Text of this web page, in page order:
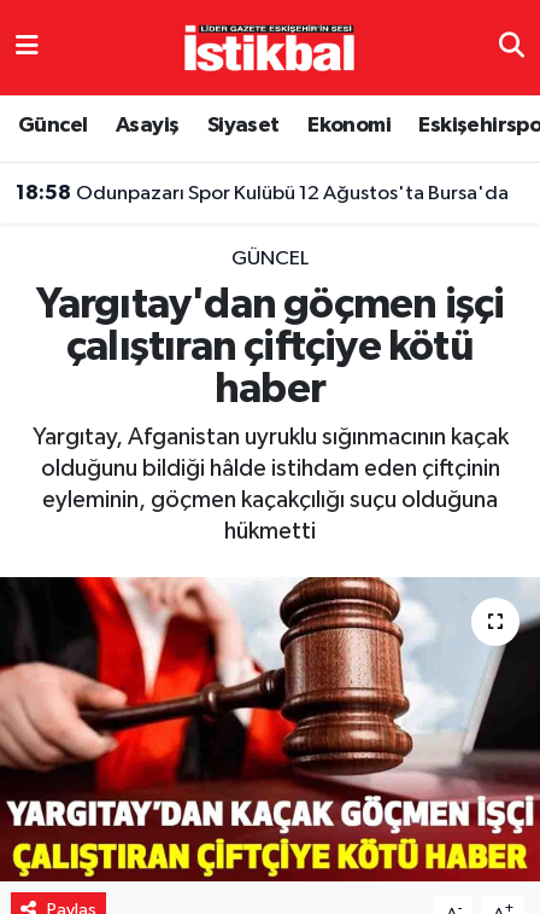
Güncel Asayiş Siyaset Ekonomi
18:58 Odunpazarı Spor Kulübü 12 Ağustos'ta Bursa'da
GÜNCEL
Yargıtay'dan göçmen işçi
çalıştıran çiftçiye kötü
haber
Yargıtay, Afganistan uyruklu sığınmacının kaçak
olduğunu bildiği hâlde istihdam eden çiftçinin
eyleminin, göçmen kaçakçılığı suçu olduğuna
hükmetti
Paylaş - +
Eskişehirspor
Spor
Ekonomi
Yaşam
Resmi ilanlar
Eskişehir Nöbetçi Eczaneler
TFF 3.Lig 4.Grup Puan Durumu ve Fikstür
Son Dakika Haberleri